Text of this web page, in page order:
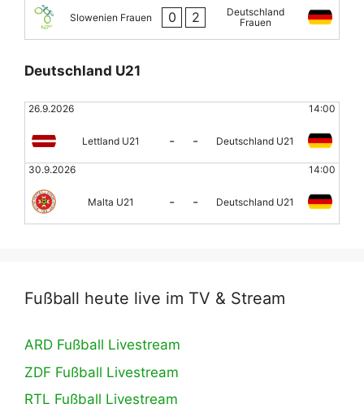
Slowenien Frauen 0 2
Deutschland
Frauen
Deutschland U21
26.9.2026 14:00
Lettland U21 - - Deutschland U21
30.9.2026 14:00
Malta U21 - - Deutschland U21
Fußball heute live im TV & Stream
ARD Fußball Livestream
ZDF Fußball Livestream
RTL Fußball Livestream